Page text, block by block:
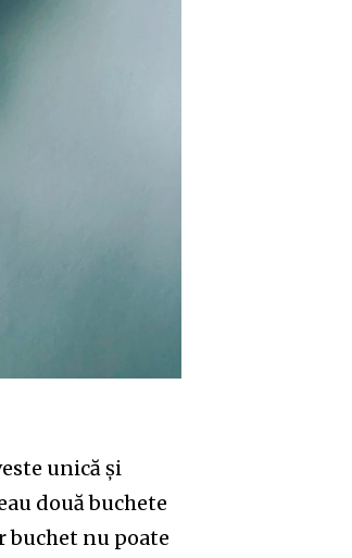
unică și
două buchete
buchet nu poate